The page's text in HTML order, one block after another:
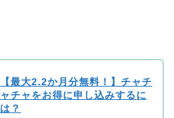
【最大2.2か月分無料！】チャチ
ャチャをお得に申し込みするに
は？